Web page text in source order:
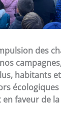
des
habitants
écologiques
faveur de